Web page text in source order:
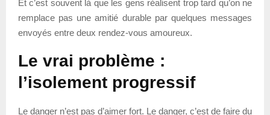
Et c’est souvent là que les gens réalisent trop tard qu’on ne
remplace pas une amitié durable par quelques messages
envoyés entre deux rendez-vous amoureux.
Le vrai problème :
l’isolement progressif
Le danger n’est pas d’aimer fort. Le danger, c’est de faire du